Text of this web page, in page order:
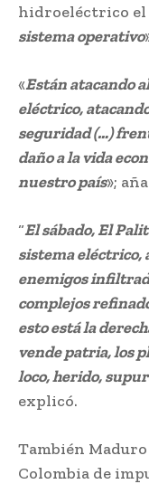
hidroeléctrico el
sistema operativo
«Están atacando
eléctrico,
seguridad (…)
daño a la vida
nuestro país»;
“El sábado, El
sistema
enemigos
complejos
esto está la
vende patria, los
loco, herido,
explicó.
También
Colombia de